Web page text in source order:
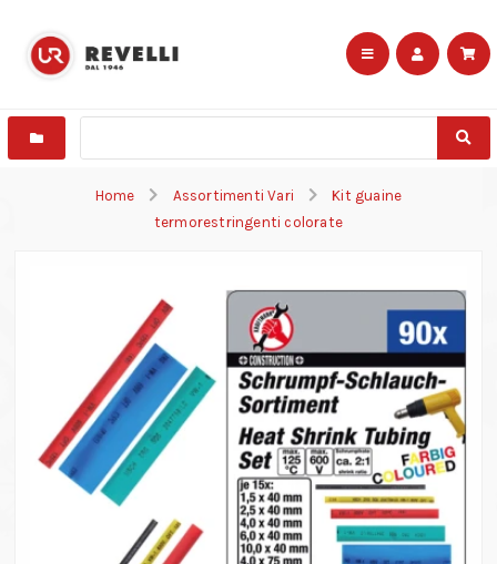
Home Assortimenti Vari
Kit guaine
termorestringenti colorate